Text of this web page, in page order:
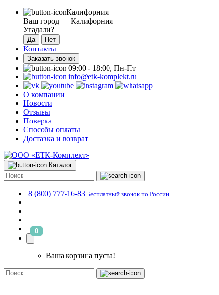
Калифорния
Ваш город — Калифорния
Угадали?
Контакты
Заказать звонок
09:00 - 18:00, Пн-Пт
info@etk-komplekt.ru
О компании
Новости
Отзывы
Поверка
Способы оплаты
Доставка и возврат
Каталог
8 (800) 777-16-83 Бесплатный звонок по России
0
Ваша корзина пуста!